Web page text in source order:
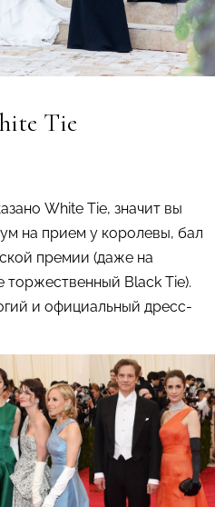
Tie
White Tie, значит вы
на прием у королевы, бал
премии (даже на
торжественный Black Tie).
и официальный дресс-